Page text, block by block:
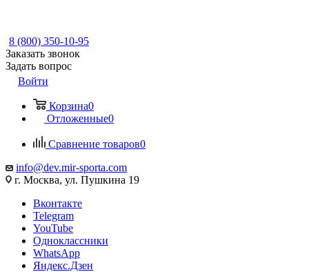
8 (800) 350-10-95
Заказать звонок
Задать вопрос
Войти
Корзина0
Отложенные0
Сравнение товаров0
info@dev.mir-sporta.com
г. Москва, ул. Пушкина 19
Вконтакте
Telegram
YouTube
Одноклассники
WhatsApp
Яндекс.Дзен